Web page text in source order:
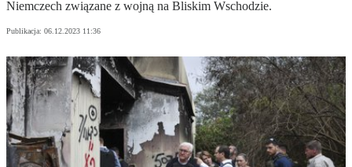
Niemczech związane z wojną na Bliskim Wschodzie.
Publikacja: 06.12.2023 11:36